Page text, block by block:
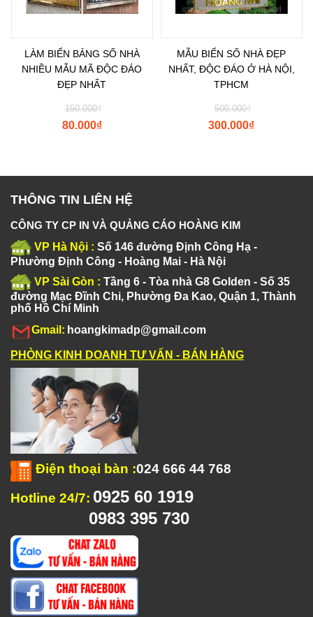
LÀM BIỂN BẢNG SỐ NHÀ
NHIỀU MẪU MÃ ĐỘC ĐÁO
ĐẸP NHẤT
₫
150.000
₫
80.000
MẪU BIỂN SỐ NHÀ ĐẸP
NHẤT, ĐỘC ĐÁO Ở HÀ NỘI,
TPHCM
₫
500.000
₫
300.000
THÔNG TIN LIÊN HỆ
CÔNG TY CP IN VÀ QUẢNG CÁO HOÀNG KIM
VP Hà Nội : Số 146 đường Định Công Hạ -
Phường Định Công - Hoàng Mai - Hà Nội
VP Sài Gòn : Tầng 6 - Tòa nhà G8 Golden - Số 35
đường Mạc Đĩnh Chi, Phường Đa Kao, Quận 1, Thành
phố Hồ Chí Minh
Gmail: hoangkimadp@gmail.com
PHÒNG KINH DOANH TƯ VẤN - BÁN HÀNG
Điện thoại bàn :024 666 44 768
Hotline 24/7: 0925 60 1919
0983 395 730